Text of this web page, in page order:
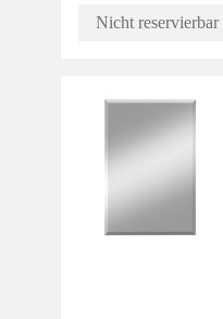
Nicht reservierbar